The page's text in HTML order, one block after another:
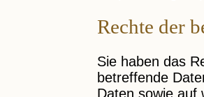
Rechte der
Sie haben das
betreffende
Daten sowie auf